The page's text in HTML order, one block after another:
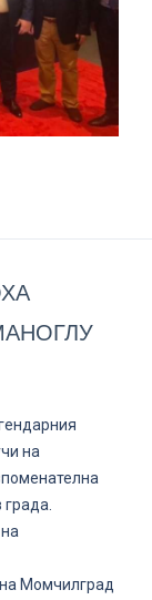
на
Момчилград